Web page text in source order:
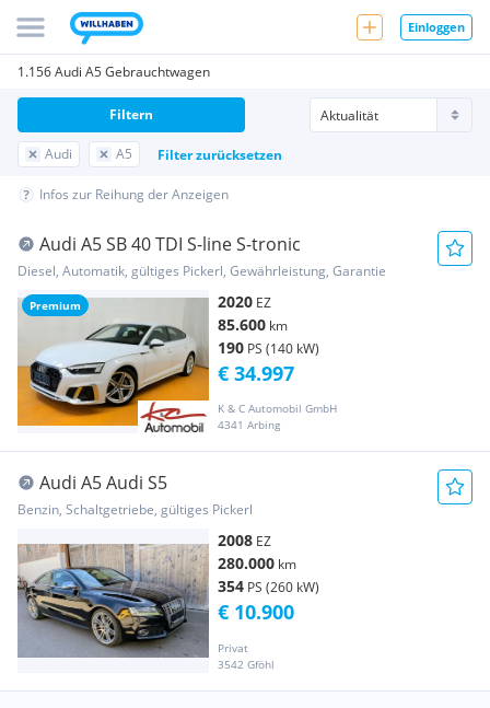
Einloggen
1.156 Audi A5 Gebrauchtwagen
Audi A5 Filter zurücksetzen
Filtern
Infos zur Reihung der Anzeigen
Premium
Audi A5 SB 40 TDI S-line S-tronic
Diesel, Automatik, gültiges Pickerl, Gewährleistung, Garantie
2020 EZ
85.600 km
190 PS (140 kW)
K & C Automobil GmbH
4341 Arbing
€ 34.997
Audi A5 Audi S5
Benzin, Schaltgetriebe, gültiges Pickerl
2008 EZ
280.000 km
354 PS (260 kW)
Privat
3542 Gföhl
€ 10.900